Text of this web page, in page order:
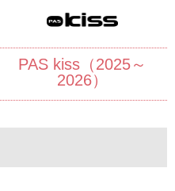
PAS kiss（2025～
2026）